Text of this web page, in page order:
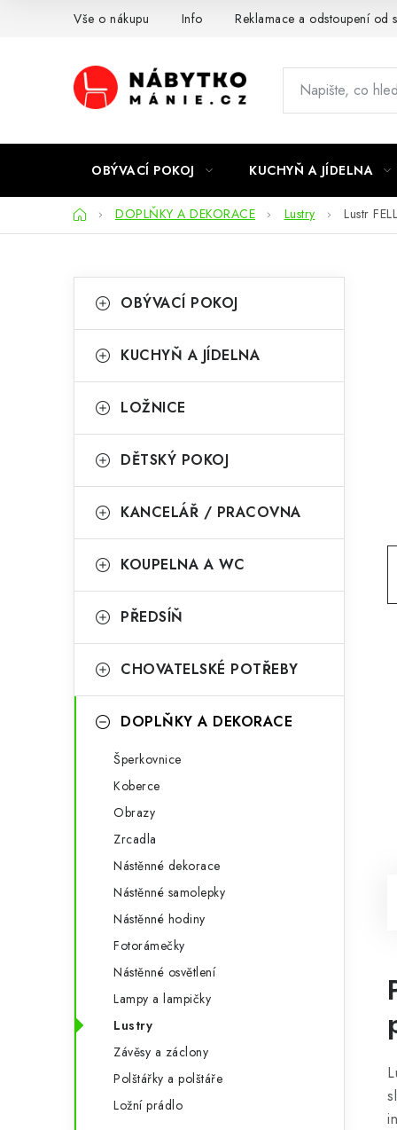
Vše o nákupu Info Reklamace a odstoupení od
OBÝVACÍ POKOJ KUCHYŇ A JÍDELNA
DomůDOPLŇKY A DEKORACE Lustry Lustr
o
t
r
n
n
p
e
kategorie
a
e
o
i
OBÝVACÍ POKOJ
KUCHYŇ A JÍDELNA
LOŽNICE
DĚTSKÝ POKOJ
KANCELÁŘ / PRACOVNA
KOUPELNA A WC
PŘEDSÍŇ
CHOVATELSKÉ POTŘEBY
DOPLŇKY A DEKORACE
Šperkovnice
Koberce
Obrazy
Zrcadla
Nástěnné dekorace
Nástěnné samolepky
Nástěnné hodiny
Fotorámečky
Nástěnné osvětlení
Lampy a lampičky
Lustry
Závěsy a záclony
Polštářky a polštáře
Ložní prádlo